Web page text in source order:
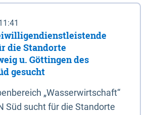
die Standorte
u. Göttingen des
gesucht
„Wasserwirtschaft“
Süd sucht für die Standorte